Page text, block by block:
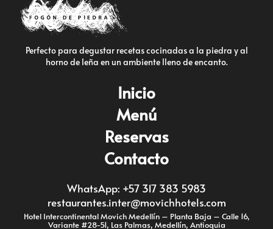
Perfecto para degustar recetas cocinadas a la piedra y al
horno de leña en un ambiente lleno de encanto.
Inicio
Menú
Reservas
Contacto
WhatsApp: +57 317 383 5983
restaurantes.inter@movichhotels.com
Hotel Intercontinental Movich Medellín – Planta Baja – Calle 16,
Variante #28-51, Las Palmas, Medellín, Antioquia